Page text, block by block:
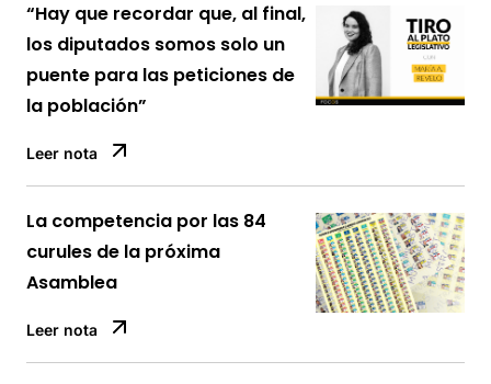
“Hay que recordar que, al final,
los diputados somos solo un
puente para las peticiones de
la población”
Leer nota
La competencia por las 84
curules de la próxima
Asamblea
Leer nota